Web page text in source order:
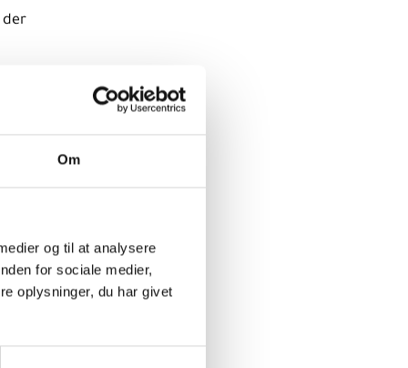
Om
og til at analysere
for sociale medier,
oplysninger, du har givet
,
og